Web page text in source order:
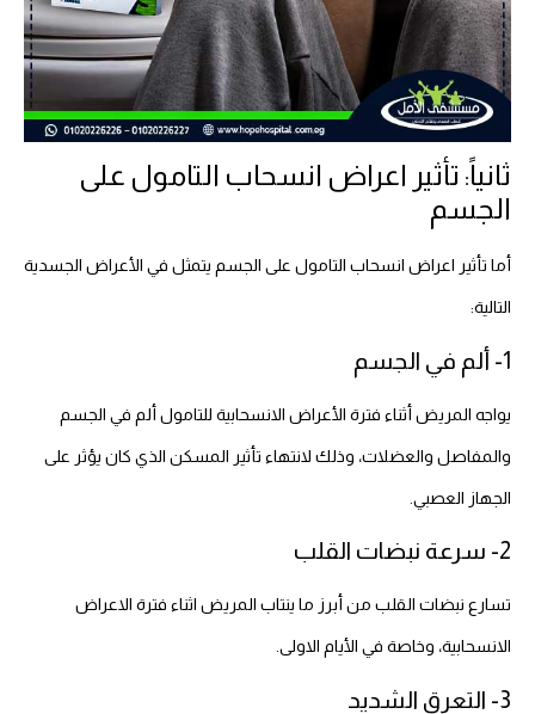
ثانياً: تأثير اعراض انسحاب التامول على
الجسم
أما تأثير اعراض انسحاب التامول على الجسم يتمثل في الأعراض الجسدية
التالية:
1- ألم في الجسم
يواجه المريض أثناء فترة الأعراض الانسحابية للتامول ألم في الجسم
والمفاصل والعضلات، وذلك لانتهاء تأثير المسكن الذي كان يؤثر على
الجهاز العصبي.
2- سرعة نبضات القلب
تسارع نبضات القلب من أبرز ما ينتاب المريض اثناء فترة الاعراض
الانسحابية، وخاصة في الأيام الاولى.
3- التعرق الشديد